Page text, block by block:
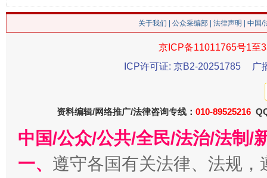
习近平的博鳌关键词
魏明亮
关于我们 公众采编部 法律声明 | 中国
京ICP备11011765号1至
ICP许可证: 京B2-20251785
广
资料编辑/网络推广/法律咨询专线： 010-89525216
中国/公众/公共/全民/法治/法制/
一、 遵守各国有关法律、法规